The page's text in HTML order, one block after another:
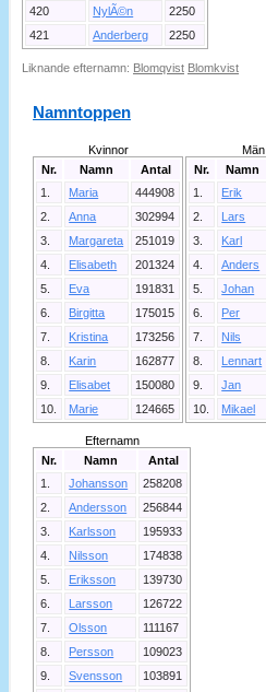
420
NylÃ©n
2250
421
Anderberg 2250
Liknande efternamn: Blomqvist Blomkvist
Namntoppen
Kvinnor
Nr.
Namn
Antal
1.
Maria
444908
2.
Anna
302994
3.
Margareta
251019
4.
Elisabeth
201324
5.
Eva
191831
6.
Birgitta
175015
7.
Kristina
173256
8.
Karin
162877
9.
Elisabet
150080
10.
Marie 124665
Män
Nr.
Namn
1.
Erik
2.
Lars
3.
Karl
4.
Anders
5.
Johan
6.
Per
7.
Nils
8.
Lennart
9.
Jan
10.
Mikael
Efternamn
Nr.
Namn
Antal
1.
Johansson
258208
2.
Andersson
256844
3.
Karlsson
195933
4.
Nilsson
174838
5.
Eriksson
139730
6.
Larsson
126722
7.
Olsson
111167
8.
Persson
109023
9.
Svensson
103891